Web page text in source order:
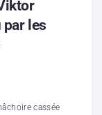
les
cassée